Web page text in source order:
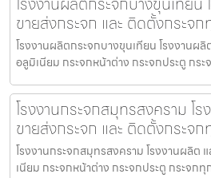
ขายส่งกระจก และ ติดตั้งกระจ
โรงงานผลิตกระจกบางขุนเทียน โรงงานผลิ
อลูมิเนียม กระจกหน้าต่าง กระจกประตู กร
โรงงานกระจกสมุทรสงคราม โ
ขายส่งกระจก และ ติดตั้งกระจ
โรงงานกระจกสมุทรสงคราม โรงงานผลิต
เนียม กระจกหน้าต่าง กระจกประตู กระจก